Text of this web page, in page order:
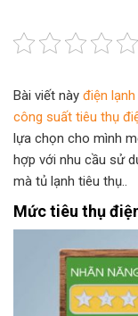
Bài viết này điện lạnh
công suất tiêu thụ
lựa chọn cho mình
hợp với nhu cầu sử
mà tủ lạnh tiêu thụ..
Mức tiêu thụ